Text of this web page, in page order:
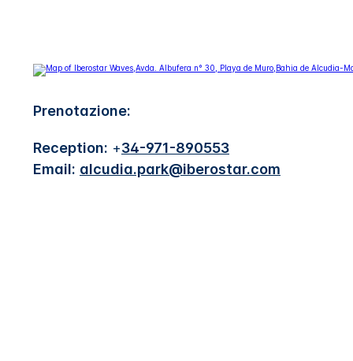
Prenotazione:
Reception: +34-971-890553
Email: alcudia.park@iberostar.com